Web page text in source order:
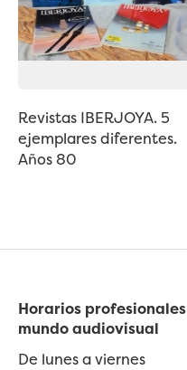
Revistas IBERJOYA. 5
ejemplares diferentes.
Años 80
Horarios profesionales
mundo audiovisual
De lunes a viernes